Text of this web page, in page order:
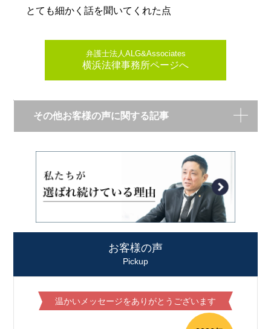
とても細かく話を聞いてくれた点
弁護士法人ALG&Associates
横浜法律事務所ページへ
その他お客様の声に関する記事
お客様の声
Pickup
温かいメッセージをありがとうございます